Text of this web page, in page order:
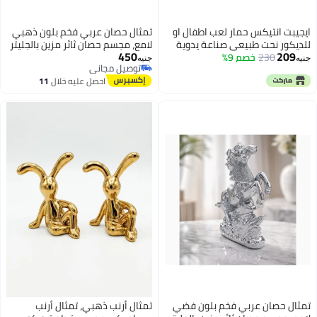
حمار لعب اطفال او
صناعة يدوية
9%
تمثال حصان عربي فخم بلون ذهبي
لامع، مجسم حصان ثائر مزين بالجليتر
البراق والكريستال للديكور المنزلي
والمكتبي الحديث - تحفة فنية راقية
لغرفة المعيشة والرفوف
450
احصل عليه خلال 11
اغسطس
فخم بلون فضي تمثال أرنب ذهبي، تمثال أرنب